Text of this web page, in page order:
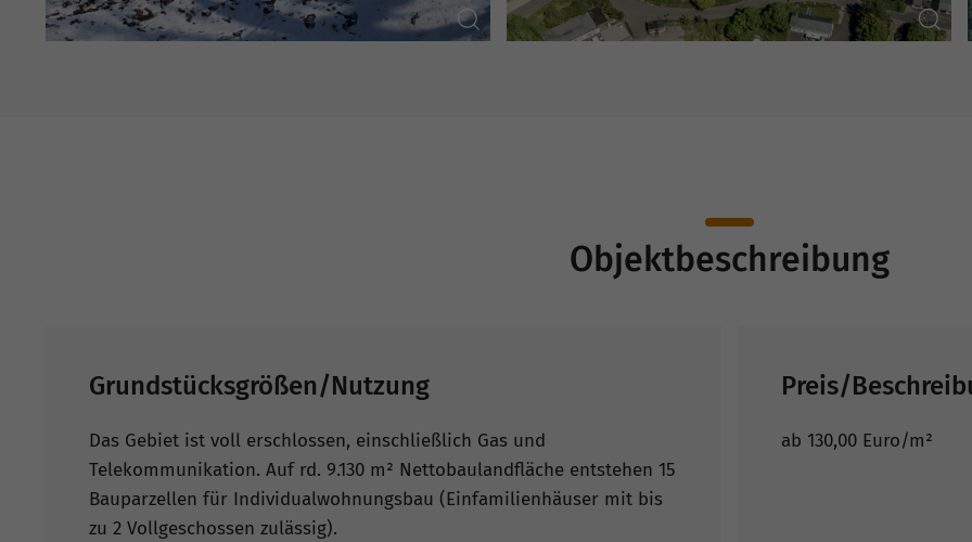
Objektbeschreibung
Grundstücksgrößen/Nutzung
Das Gebiet ist voll erschlossen, einschließlich Gas und
Telekommunikation. Auf rd. 9.130 m² Nettobaulandfläche entstehen 15
Bauparzellen für Individualwohnungsbau (Einfamilienhäuser mit bis
zu 2 Vollgeschossen zulässig).
Preis/
ab 130,00 Euro/m²